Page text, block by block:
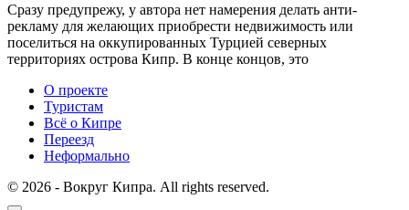
Сразу предупрежу, у автора нет намерения делать анти-
рекламу для желающих приобрести недвижимость или
поселиться на оккупированных Турцией северных
территориях острова Кипр. В конце концов, это
О проекте
Туристам
Всё о Кипре
Переезд
Неформально
© 2026 - Вокруг Кипра. All rights reserved.